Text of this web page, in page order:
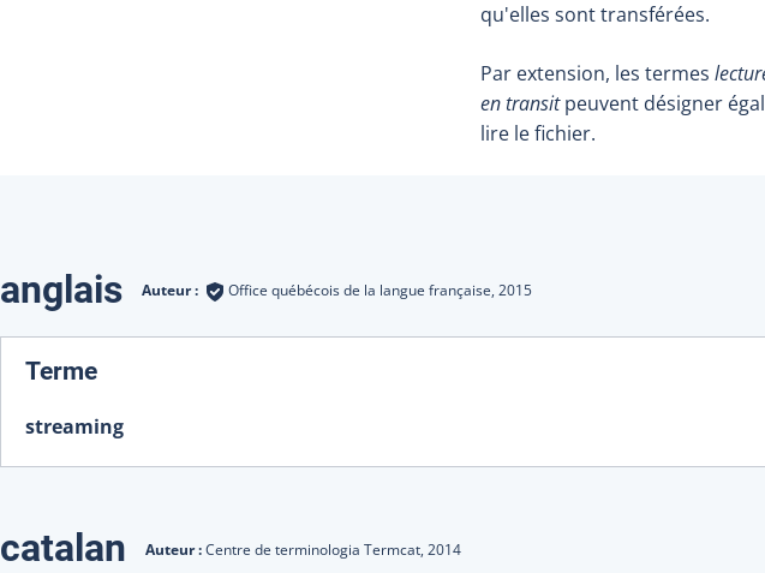
qu'elles sont transférées.
Par extension, les termes
en transitpeuvent désigner
lire le fichier.
Traductions
anglais Auteur : Office québécois de la langue française, 2015
Terme:
streaming
catalan Auteur :Centre de terminologia Termcat, 2014